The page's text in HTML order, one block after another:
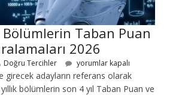
Bölümlerin Taban Puan
2026
Doğru Tercihler yorumlar kapalı
girecek adayların referans olarak
bölümlerin son 4 yıl Taban Puan ve